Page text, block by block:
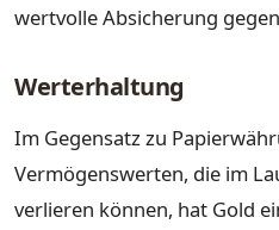
wertvolle Absicherung
Werterhaltung
Im Gegensatz zu
Vermögenswerten, die im
verlieren können, hat Gold